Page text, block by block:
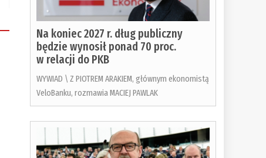
Na koniec 2027 r. dług publiczny
będzie wynosił ponad 70 proc.
w relacji do PKB
WYWIAD \ Z PIOTREM ARAKIEM, głównym ekonomistą
VeloBanku, rozmawia MACIEJ PAWLAK